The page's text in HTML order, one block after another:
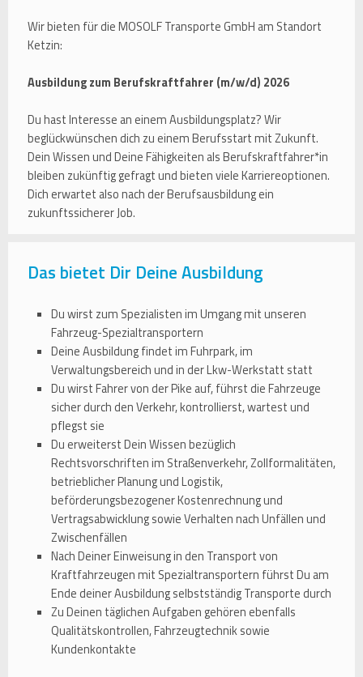
Wir bieten für die MOSOLF Transporte GmbH am Standort
Ketzin:
Ausbildung zum Berufskraftfahrer (m/w/d) 2026
Du hast Interesse an einem Ausbildungsplatz? Wir
beglückwünschen dich zu einem Berufsstart mit Zukunft.
Dein Wissen und Deine Fähigkeiten als Berufskraftfahrer*in
bleiben zukünftig gefragt und bieten viele Karriereoptionen.
Dich erwartet also nach der Berufsausbildung ein
zukunftssicherer Job.
Das bietet Dir Deine Ausbildung
Du wirst zum Spezialisten im Umgang mit unseren
Fahrzeug-Spezialtransportern
Deine Ausbildung findet im Fuhrpark, im
Verwaltungsbereich und in der Lkw-Werkstatt statt
Du wirst Fahrer von der Pike auf, führst die Fahrzeuge
sicher durch den Verkehr, kontrollierst, wartest und
pflegst sie
Du erweiterst Dein Wissen bezüglich
Rechtsvorschriften im Straßenverkehr, Zollformalitäten,
betrieblicher Planung und Logistik,
beförderungsbezogener Kostenrechnung und
Vertragsabwicklung sowie Verhalten nach Unfällen und
Zwischenfällen
Nach Deiner Einweisung in den Transport von
Kraftfahrzeugen mit Spezialtransportern führst Du am
Ende deiner Ausbildung selbstständig Transporte durch
Zu Deinen täglichen Aufgaben gehören ebenfalls
Qualitätskontrollen, Fahrzeugtechnik sowie
Kundenkontakte